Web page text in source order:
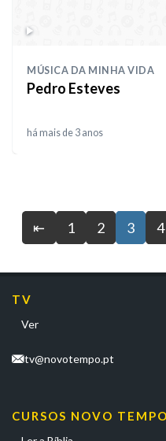
MÚSICA DA MINHA VIDA
Pedro Esteves
há mais de 3 anos
⇤ 1 2 3 4
TV
Ver
tv@novotempo.pt
CURSOS NOVO TEMPO